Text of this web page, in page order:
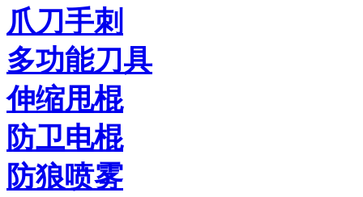
爪刀手刺
多功能刀具
伸缩甩棍
防卫电棍
防狼喷雾